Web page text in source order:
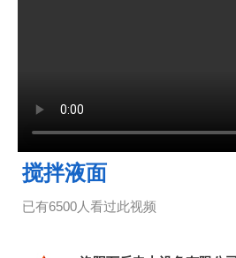
搅拌液面
已有6500人看过此视频